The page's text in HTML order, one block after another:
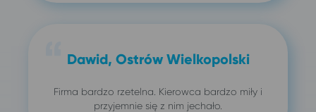
Dawid, Ostrów Wielkopolski
Firma bardzo rzetelna. Kierowca bardzo miły i
przyjemnie się z nim jechało.